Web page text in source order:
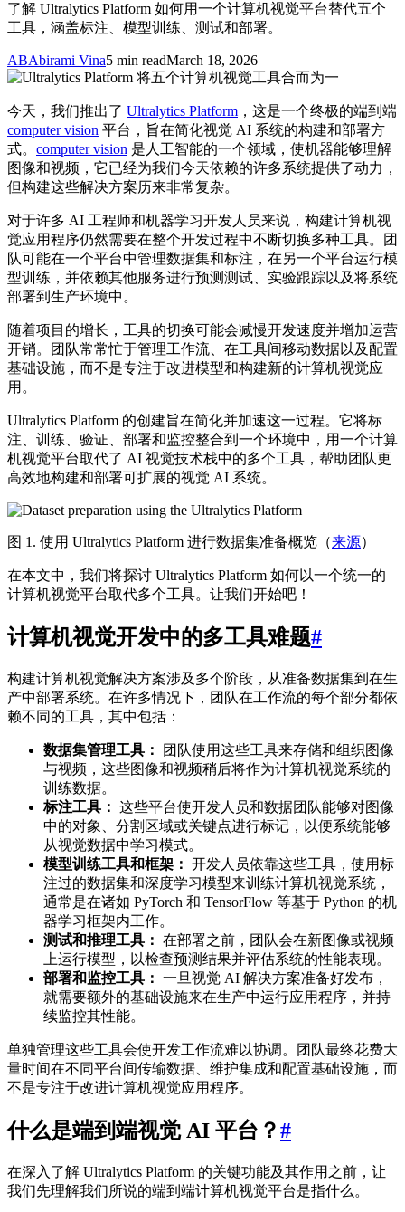
了解 Ultralytics Platform 如何用一个计算机视觉平台替代五个
工具，涵盖标注、模型训练、测试和部署。
ABAbirami Vina5 min readMarch 18, 2026
今天，我们推出了 Ultralytics Platform ，这是一个终极的端到端
computer vision 平台，旨在简化视觉 AI 系统的构建和部署方
式。 computer vision 是人工智能的一个领域，使机器能够理解
图像和视频，它已经为我们今天依赖的许多系统提供了动力，
但构建这些解决方案历来非常复杂。
对于许多 AI 工程师和机器学习开发人员来说，构建计算机视
觉应用程序仍然需要在整个开发过程中不断切换多种工具。团
队可能在一个平台中管理数据集和标注，在另一个平台运行模
型训练，并依赖其他服务进行预测测试、实验跟踪以及将系统
部署到生产环境中。
随着项目的增长，工具的切换可能会减慢开发速度并增加运营
开销。团队常常忙于管理工作流、在工具间移动数据以及配置
基础设施，而不是专注于改进模型和构建新的计算机视觉应
用。
Ultralytics Platform 的创建旨在简化并加速这一过程。它将标
注、训练、验证、部署和监控整合到一个环境中，用一个计算
机视觉平台取代了 AI 视觉技术栈中的多个工具，帮助团队更
高效地构建和部署可扩展的视觉 AI 系统。
图 1. 使用 Ultralytics Platform 进行数据集准备概览（来源）
在本文中，我们将探讨 Ultralytics Platform 如何以一个统一的
计算机视觉平台取代多个工具。让我们开始吧！
计算机视觉开发中的多工具难题#
构建计算机视觉解决方案涉及多个阶段，从准备数据集到在生
产中部署系统。在许多情况下，团队在工作流的每个部分都依
赖不同的工具，其中包括：
数据集管理工具：
团队使用这些工具来存储和组织图像
与视频，这些图像和视频稍后将作为计算机视觉系统的
训练数据。
标注工具： 这些平台使开发人员和数据团队能够对图像
中的对象、分割区域或关键点进行标记，以便系统能够
从视觉数据中学习模式。
模型训练工具和框架： 开发人员依靠这些工具，使用标
注过的数据集和深度学习模型来训练计算机视觉系统，
通常是在诸如 PyTorch 和 TensorFlow 等基于 Python 的机
器学习框架内工作。
测试和推理工具： 在部署之前，团队会在新图像或视频
上运行模型，以检查预测结果并评估系统的性能表现。
部署和监控工具： 一旦视觉 AI 解决方案准备好发布，
就需要额外的基础设施来在生产中运行应用程序，并持
续监控其性能。
单独管理这些工具会使开发工作流难以协调。团队最终花费大
量时间在不同平台间传输数据、维护集成和配置基础设施，而
不是专注于改进计算机视觉应用程序。
什么是端到端视觉 AI 平台？#
在深入了解 Ultralytics Platform 的关键功能及其作用之前，让
我们先理解我们所说的端到端计算机视觉平台是指什么。